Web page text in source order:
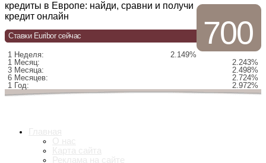
700
кредиты в Европе: найди, сравни и получи
кредит онлайн
Ставки Euribor сейчас
1 Неделя:
2.149%
1 Месяц:
2.243%
3 Месяца:
2.498%
6 Месяцев:
2.724%
1 Год:
2.972%